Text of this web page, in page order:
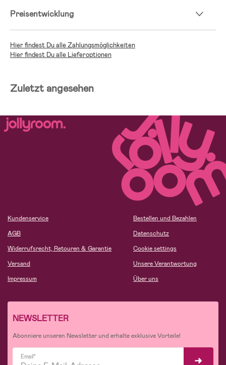
Preisentwicklung
Hier findest Du alle Zahlungsmöglichkeiten
Hier findest Du alle Lieferoptionen
Zuletzt angesehen
Kundenservice
AGB
Widerrufsrecht, Retouren & Garantie
Versand
Impressum
Bestellen und Bezahlen
Datenschutz
Cookie settings
Unsere Verantwortung
Über uns
NEWSLETTER
Abonniere unseren Newsletter und erhalte exklusive Vorteile!
Email*